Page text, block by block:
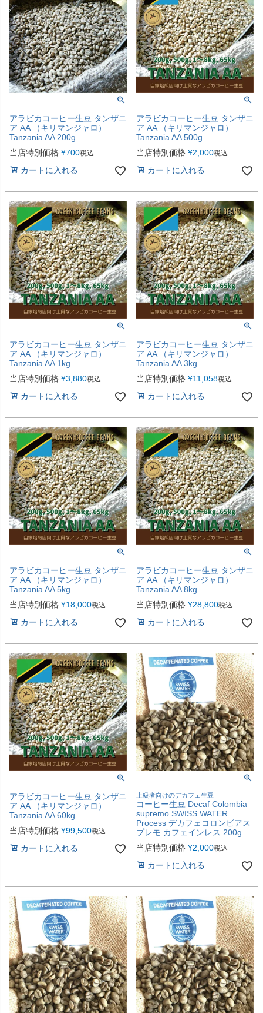
アラビカコーヒー生豆 タンザニ
ア AA （キリマンジャロ）
Tanzania AA 200g
当店特別価格 ¥700税込
カートに入れる
アラビカコーヒー生豆 タンザニ
ア AA （キリマンジャロ）
Tanzania AA 500g
当店特別価格 ¥2,000税込
カートに入れる
アラビカコーヒー生豆 タンザニ
ア AA （キリマンジャロ）
Tanzania AA 1kg
当店特別価格 ¥3,880税込
カートに入れる
アラビカコーヒー生豆 タンザニ
ア AA （キリマンジャロ）
Tanzania AA 3kg
当店特別価格 ¥11,058税込
カートに入れる
アラビカコーヒー生豆 タンザニ
ア AA （キリマンジャロ）
Tanzania AA 5kg
当店特別価格 ¥18,000税込
カートに入れる
アラビカコーヒー生豆 タンザニ
ア AA （キリマンジャロ）
Tanzania AA 8kg
当店特別価格 ¥28,800税込
カートに入れる
アラビカコーヒー生豆 タンザニ
ア AA （キリマンジャロ）
Tanzania AA 60kg
当店特別価格 ¥99,500税込
カートに入れる
上級者向けのデカフェ生豆
コーヒー生豆 Decaf Colombia
supremo SWISS WATER
Process デカフェコロンビアス
プレモ カフェインレス 200g
当店特別価格 ¥2,000税込
カートに入れる